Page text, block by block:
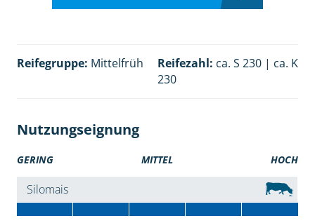
Reifegruppe: Mittelfrüh Reifezahl: ca. S 230 | ca. K
230
Nutzungseignung
GERING MITTEL HOCH
Silomais